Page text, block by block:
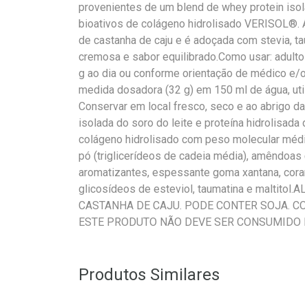
provenientes de um blend de whey protein
bioativos de colágeno hidrolisado VERISOL®.
de castanha de caju e é adoçada com stevia,
cremosa e sabor equilibrado.Como usar:
g ao dia ou conforme orientação de médico e/
medida dosadora (32 g) em 150 ml de água,
Conservar em local fresco, seco e ao abrigo
isolada do soro do leite e proteína
colágeno hidrolisado com peso molecular
pó (triglicerídeos de cadeia média), amêndoas
aromatizantes, espessante goma xantana,
glicosídeos de esteviol, taumatina e
CASTANHA DE CAJU. PODE CONTER SOJA.
ESTE PRODUTO NÃO DEVE SER
Produtos Similares